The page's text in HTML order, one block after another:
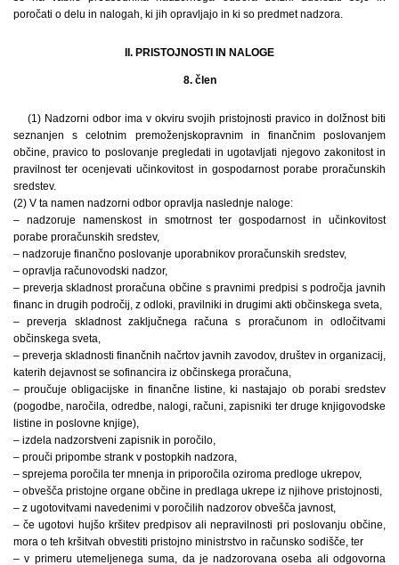
poročati o delu in nalogah, ki jih opravljajo in ki so predmet nadzora.
II. PRISTOJNOSTI IN NALOGE
8. člen
(1) Nadzorni odbor ima v okviru svojih pristojnosti pravico in dolžnost biti
seznanjen s celotnim premoženjskopravnim in finančnim poslovanjem
občine, pravico to poslovanje pregledati in ugotavljati njegovo zakonitost in
pravilnost ter ocenjevati učinkovitost in gospodarnost porabe proračunskih
sredstev.
(2) V ta namen nadzorni odbor opravlja naslednje naloge:
– nadzoruje namenskost in smotrnost ter gospodarnost in učinkovitost
porabe proračunskih sredstev,
– nadzoruje finančno poslovanje uporabnikov proračunskih sredstev,
– opravlja računovodski nadzor,
– preverja skladnost proračuna občine s pravnimi predpisi s področja javnih
financ in drugih področij, z odloki, pravilniki in drugimi akti občinskega sveta,
– preverja skladnost zaključnega računa s proračunom in odločitvami
občinskega sveta,
– preverja skladnosti finančnih načrtov javnih zavodov, društev in organizacij,
katerih dejavnost se sofinancira iz občinskega proračuna,
– proučuje obligacijske in finančne listine, ki nastajajo ob porabi sredstev
(pogodbe, naročila, odredbe, nalogi, računi, zapisniki ter druge knjigovodske
listine in poslovne knjige),
– izdela nadzorstveni zapisnik in poročilo,
– prouči pripombe strank v postopkih nadzora,
– sprejema poročila ter mnenja in priporočila oziroma predloge ukrepov,
– obvešča pristojne organe občine in predlaga ukrepe iz njihove pristojnosti,
– z ugotovitvami navedenimi v poročilih nadzorov obvešča javnost,
– če ugotovi hujšo kršitev predpisov ali nepravilnosti pri poslovanju občine,
mora o teh kršitvah obvestiti pristojno ministrstvo in računsko sodišče, ter
– v primeru utemeljenega suma, da je nadzorovana oseba ali odgovorna